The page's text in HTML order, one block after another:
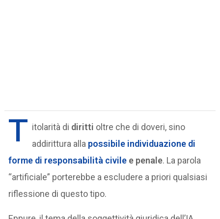
T itolarità di diritti oltre che di doveri, sino
addirittura alla possibile individuazione di
forme di responsabilità civile e penale. La parola
“artificiale” porterebbe a escludere a priori qualsiasi
riflessione di questo tipo.